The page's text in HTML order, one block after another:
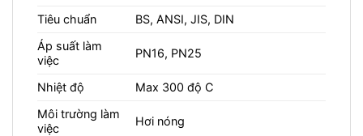
Tiêu chuẩn
BS, ANSI, JIS, DIN
Áp suất làm
việc
PN16, PN25
Nhiệt độ
Max 300 độ C
Môi trường làm
việc
Hơi nóng